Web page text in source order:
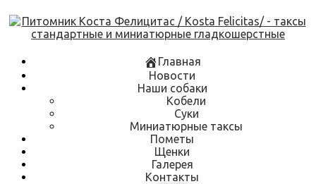
Skip
to
content
Главная
Новости
Наши собаки
Кобели
Суки
Миниатюрные таксы
Пометы
Щенки
Галерея
Контакты